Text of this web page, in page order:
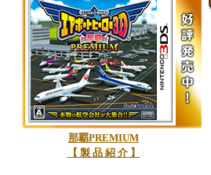
那覇PREMIUM
【 製 品 紹 介 】